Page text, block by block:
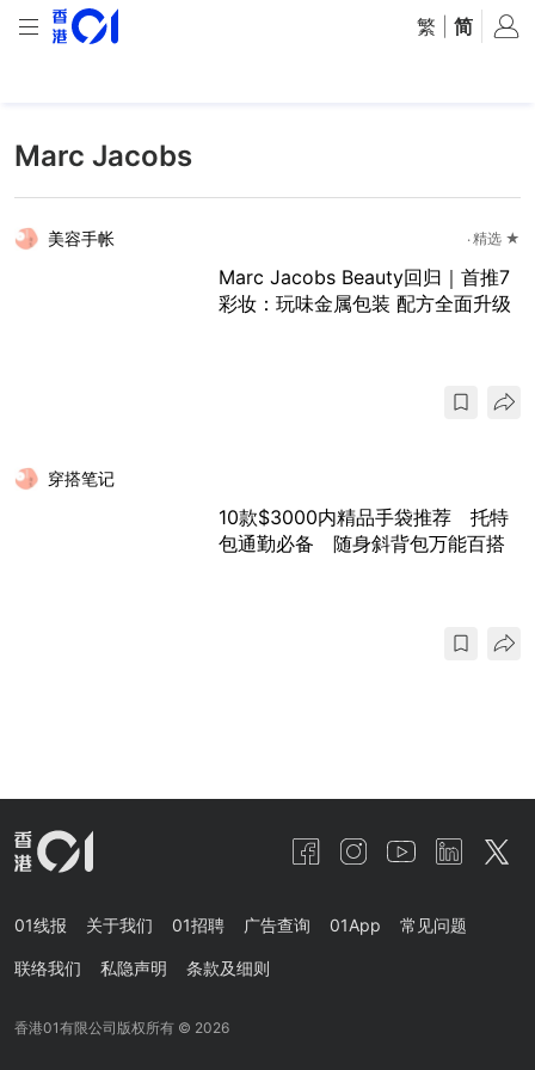
繁 简
Marc Jacobs
美容手帐 精选 ★
Marc Jacobs Beauty回归｜首推7
彩妆：玩味金属包装 配方全面升级
穿搭笔记
10款$3000内精品手袋推荐 托特
包通勤必备 随身斜背包万能百搭
01线报 关于我们 01招聘 广告查询 01App 常见问题
联络我们 私隐声明 条款及细则
香港01有限公司版权所有 © 2026